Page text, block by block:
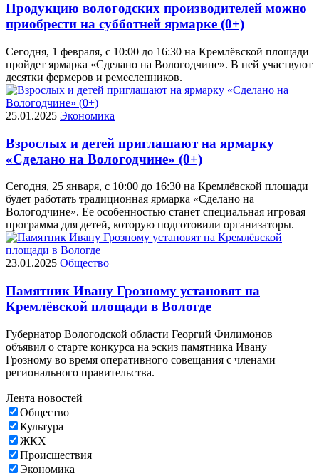
Продукцию вологодских производителей можно
приобрести на субботней ярмарке (0+)
Сегодня, 1 февраля, с 10:00 до 16:30 на Кремлёвской площади
пройдет ярмарка «Сделано на Вологодчине». В ней участвуют
десятки фермеров и ремесленников.
25.01.2025 Экономика
Взрослых и детей приглашают на ярмарку
«Сделано на Вологодчине» (0+)
Сегодня, 25 января, с 10:00 до 16:30 на Кремлёвской площади
будет работать традиционная ярмарка «Сделано на
Вологодчине». Ее особенностью станет специальная игровая
программа для детей, которую подготовили организаторы.
23.01.2025 Общество
Памятник Ивану Грозному установят на
Кремлёвской площади в Вологде
Губернатор Вологодской области Георгий Филимонов
объявил о старте конкурса на эскиз памятника Ивану
Грозному во время оперативного совещания с членами
регионального правительства.
Лента новостей
Общество
Культура
ЖКХ
Происшествия
Экономика